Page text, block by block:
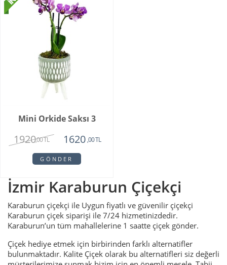
Mini Orkide Saksı 3
1920,00 TL 1620 ,00 TL
GÖNDER
İzmir Karaburun Çiçekçi
Karaburun çiçekçi ile Uygun fiyatlı ve güvenilir çiçekçi
Karaburun çiçek siparişi ile 7/24 hizmetinizdedir.
Karaburun’un tüm mahallelerine 1 saatte çiçek gönder.
Çiçek hediye etmek için birbirinden farklı alternatifler
bulunmaktadır. Kalite Çiçek olarak bu alternatifleri siz değerli